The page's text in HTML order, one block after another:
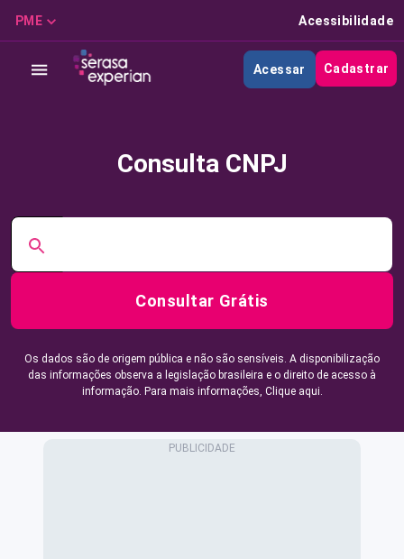
PME Acessibilidade
Acessar Cadastrar
Consulta CNPJ
Consultar Grátis
Os dados são de origem pública e não são sensíveis. A disponibilização
das informações observa a legislação brasileira e o direito de acesso à
informação. Para mais informações, Clique aqui.